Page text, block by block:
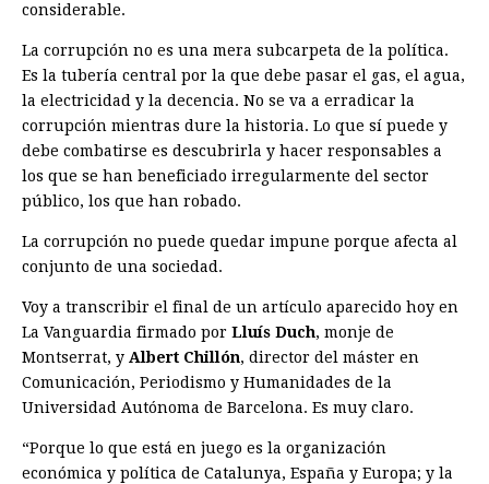
considerable.
La corrupción no es una mera subcarpeta de la política.
Es la tubería central por la que debe pasar el gas, el agua,
la electricidad y la decencia. No se va a erradicar la
corrupción mientras dure la historia. Lo que sí puede y
debe combatirse es descubrirla y hacer responsables a
los que se han beneficiado irregularmente del sector
público, los que han robado.
La corrupción no puede quedar impune porque afecta al
conjunto de una sociedad.
Voy a transcribir el final de un artículo aparecido hoy en
La Vanguardia firmado por Lluís Duch, monje de
Montserrat, y Albert Chillón, director del máster en
Comunicación, Periodismo y Humanidades de la
Universidad Autónoma de Barcelona. Es muy claro.
“Porque lo que está en juego es la organización
económica y política de Catalunya, España y Europa; y la